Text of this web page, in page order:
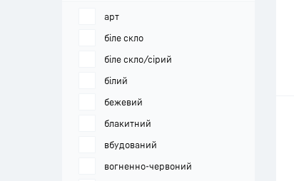
арт
біле скло
біле скло/сірий
білий
бежевий
блакитний
вбудований
вогненно-червоний